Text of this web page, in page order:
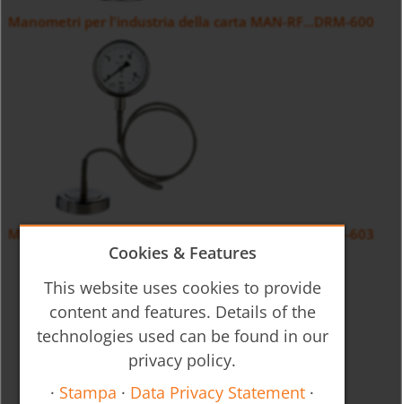
Manometri per l'industria della carta MAN-RF...DRM-600
Manometri per l'industria della carta MAN-RF...DRM-603
Cookies & Features
This website uses cookies to provide
content and features. Details of the
technologies used can be found in our
privacy policy.
· Stampa · Data Privacy Statement ·